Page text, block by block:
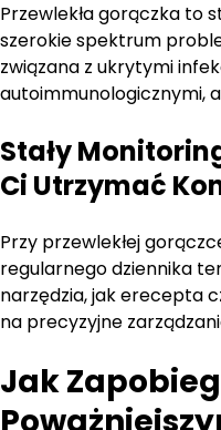
Przewlekła gorączka to
szerokie spektrum
związana z ukrytymi
autoimmunologicznymi,
Stały
Ci Utrzymać
Przy przewlekłej
regularnego dziennika
narzędzia, jak erecepta
na precyzyjne
Jak